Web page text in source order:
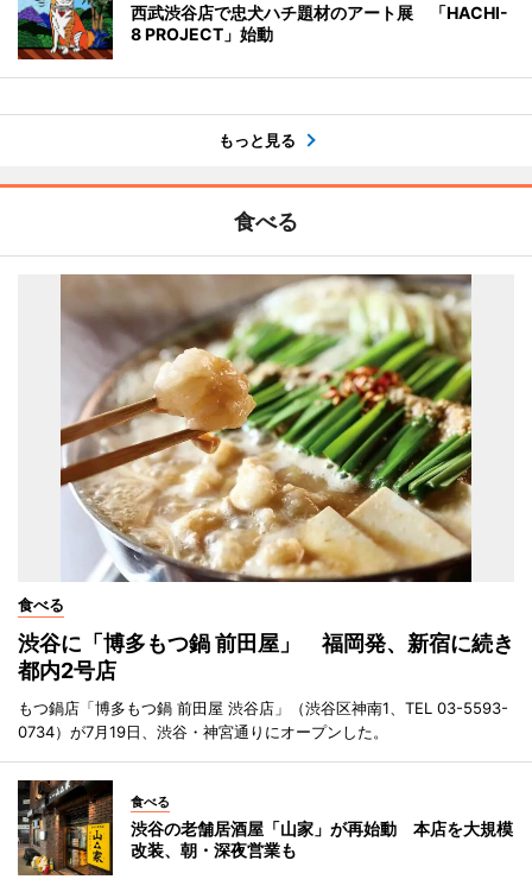
西武渋谷店で忠犬ハチ題材のアート展 「HACHI-
8 PROJECT」始動
もっと見る
食べる
食べる
渋谷に「博多もつ鍋 前田屋」 福岡発、新宿に続き
都内2号店
もつ鍋店「博多もつ鍋 前田屋 渋谷店」（渋谷区神南1、TEL 03-5593-
0734）が7月19日、渋谷・神宮通りにオープンした。
食べる
渋谷の老舗居酒屋「山家」が再始動 本店を大規模
改装、朝・深夜営業も